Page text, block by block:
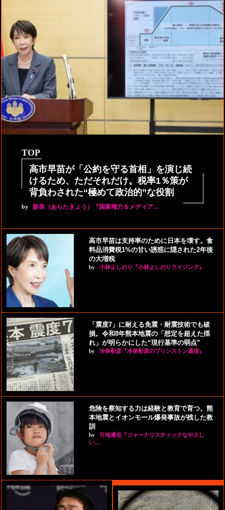
TOP
高市早苗が「公約を守る首相」を演じ続
けるため、ただそれだけ。税率1％策が
背負わされた“極めて政治的”な役割
by 新恭（あらたきょう）『国家権力＆メディア…
高市早苗は支持率のために日本を壊す。食
料品消費税1%の甘い誘惑に隠された2年後
の大増税
by 小林よしのり『小林よしのりライジング』
「震度7」に耐える免震・耐震技術でも破
損。令和8年熊本地震の「想定を超えた揺
れ」が明らかにした“現行基準の弱点”
by 冷泉彰彦『冷泉彰彦のプリンストン通信』
危険を察知する力は経験と教育で育つ。熊
本地震とイオンモール爆発事故が残した教
訓
by
引地達也『ジャーナリスティックなやさし
い…